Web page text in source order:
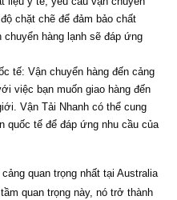
chặt chẽ để đảm bảo chất
hàng lạnh sẽ đáp ứng
tế: Vận chuyển hàng đến cảng
việc bạn muốn giao hàng đến
Vận Tải Nhanh có thể cung
quốc tế để đáp ứng nhu cầu của
quan trọng nhất tại Australia
quan trọng này, nó trở thành